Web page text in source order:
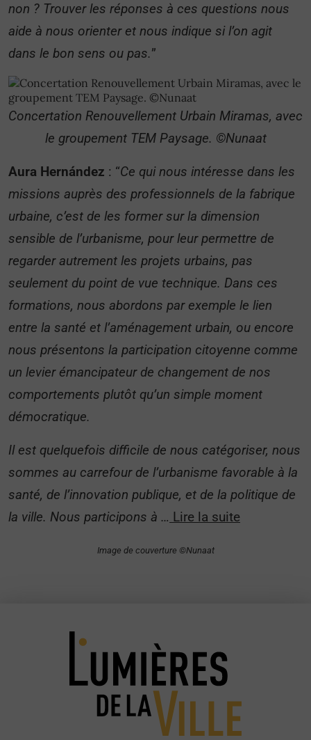
non ? Trouver les réponses à ces questions nous
aide à nous orienter et nous indique si l’on agit
dans le bon sens ou pas.”
Concertation Renouvellement Urbain Miramas, avec
le groupement TEM Paysage. ©Nunaat
Aura Hernández : “Ce qui nous intéresse dans les
missions auprès des professionnels de la fabrique
urbaine, c’est de les former sur la dimension
sensible de l’urbanisme, pour leur permettre de
regarder autrement les projets urbains, pas
seulement du point de vue technique. Dans ces
formations, nous abordons par exemple le lien
entre la santé et l’aménagement urbain, ou encore
nous présentons la participation citoyenne comme
un levier émancipateur de changement de nos
comportements plutôt qu’un simple moment
démocratique.
Il est quelquefois difficile de nous catégoriser, nous
sommes au carrefour de l’urbanisme favorable à la
santé, de l’innovation publique, et de la politique de
la ville. Nous participons à … Lire la suite
Image de couverture ©Nunaat